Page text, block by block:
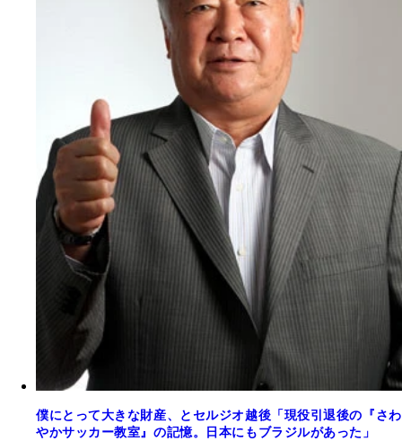
僕にとって大きな財産、とセルジオ越後「現役引退後の『さわ
やかサッカー教室』の記憶。日本にもブラジルがあった」